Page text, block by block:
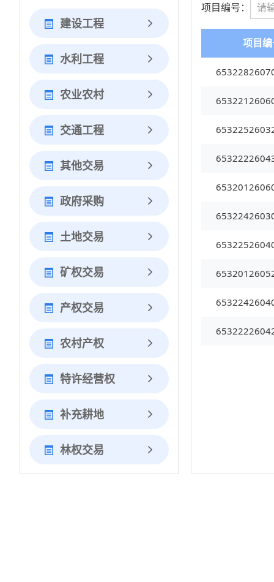
建设工程
水利工程
农业农村
交通工程
其他交易
政府采购
土地交易
矿权交易
产权交易
农村产权
特许经营权
补充耕地
林权交易
项目编号：
项目